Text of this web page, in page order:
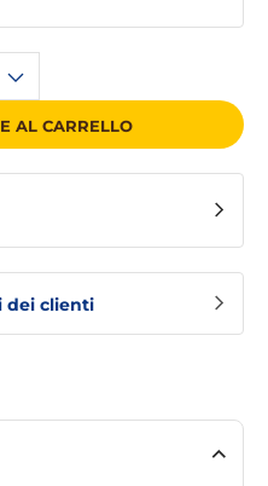
dei clienti
AL CARRELLO